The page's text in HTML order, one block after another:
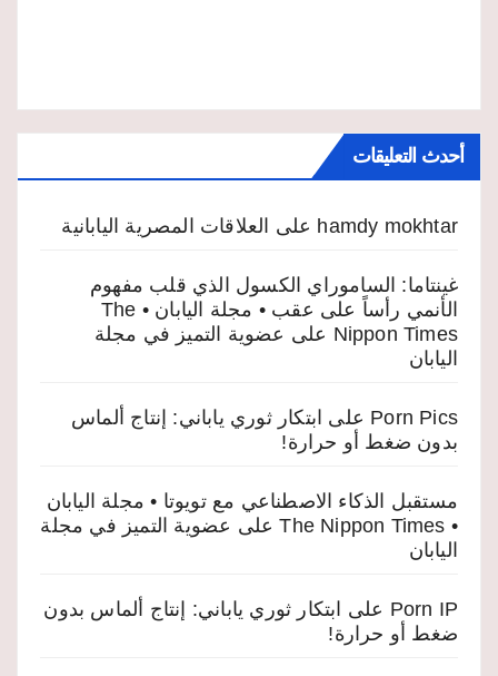
أحدث التعليقات
hamdy mokhtar على العلاقات المصرية اليابانية
غينتاما: الساموراي الكسول الذي قلب مفهوم
الأنمي رأساً على عقب • مجلة اليابان • The
Nippon Times على عضوية التميز في مجلة
اليابان
Porn Pics على ابتكار ثوري ياباني: إنتاج ألماس
بدون ضغط أو حرارة!
مستقبل الذكاء الاصطناعي مع تويوتا • مجلة اليابان
• The Nippon Times
على عضوية التميز في مجلة
اليابان
Porn IP على
ابتكار ثوري ياباني: إنتاج ألماس بدون
ضغط أو حرارة!